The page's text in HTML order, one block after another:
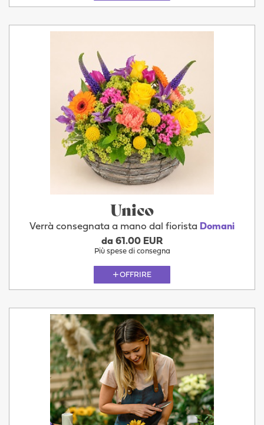
Unico
Verrà consegnata a mano dal fiorista Domani
da 61.00 EUR
Più spese di consegna
OFFRIRE